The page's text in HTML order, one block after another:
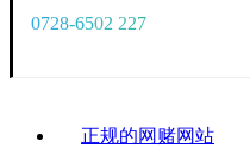
0728-6502 227
正规的网赌网站